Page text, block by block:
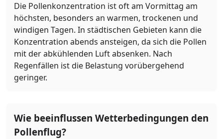
Die Pollenkonzentration ist oft am Vormittag am
höchsten, besonders an warmen, trockenen und
windigen Tagen. In städtischen Gebieten kann die
Konzentration abends ansteigen, da sich die Pollen
mit der abkühlenden Luft absenken. Nach
Regenfällen ist die Belastung vorübergehend
geringer.
Wie beeinflussen Wetterbedingungen den
Pollenflug?